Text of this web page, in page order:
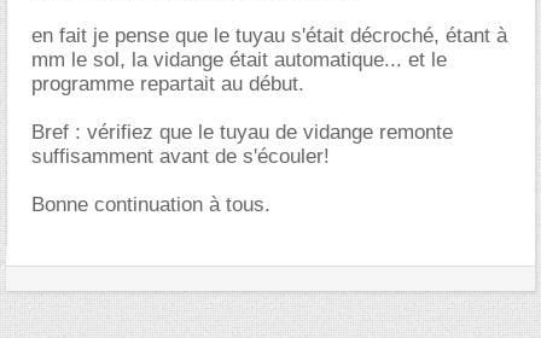
en fait je pense que le tuyau s'était décroché, étant à
mm le sol, la vidange était automatique... et le
programme repartait au début.
Bref : vérifiez que le tuyau de vidange remonte
suffisamment avant de s'écouler!
Bonne continuation à tous.